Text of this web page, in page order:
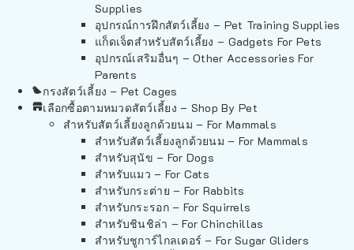
Supplies
อุปกรณ์การฝึกสัตว์เลี้ยง – Pet Training Supplies
แก็ดเจ็ตสำหรับสัตว์เลี้ยง – Gadgets For Pets
อุปกรณ์เสริมอื่นๆ – Other Accessories For
Parents
กรงสัตว์เลี้ยง – Pet Cages
เลือกซื้อตามหมวดสัตว์เลี้ยง – Shop By Pet
สำหรับสัตว์เลี้ยงลูกด้วยนม – For Mammals
สำหรับสัตว์เลี้ยงลูกด้วยนม – For Mammals
สำหรับสุนัข – For Dogs
สำหรับแมว – For Cats
สำหรับกระต่าย – For Rabbits
สำหรับกระรอก – For Squirrels
สำหรับชินชิล่า – For Chinchillas
สำหรับชูการ์ไกลเดอร์ – For Sugar Gliders